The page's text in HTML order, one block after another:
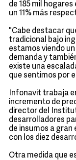
de 185 mil
un 11% más
"Cabe destacar
tradicional bajo
estamos viendo
demanda y
existe una
que sentimos por
Infonavit trabaja
incremento de
director del
desarrolladores
de insumos a gran
con los diez
Otra medida que